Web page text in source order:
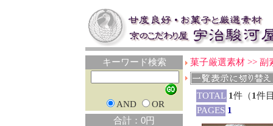
キーワード検索
AND
OR
合計：0円
菓子厳選素材 >> 副
TOTAL 1件（1件
PAGES 1